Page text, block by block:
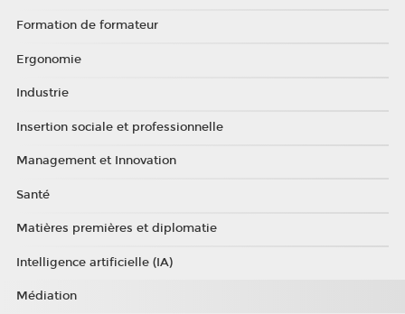
Formation de formateur
Ergonomie
Industrie
Insertion sociale et professionnelle
Management et Innovation
Santé
Matières premières et diplomatie
Intelligence artificielle (IA)
Médiation